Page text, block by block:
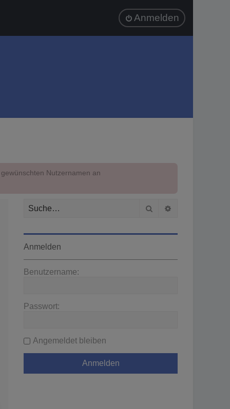
Anmelden
Nutzernamen an
Suche
Anmelden
Benutzername:
Passwort:
Angemeldet bleiben